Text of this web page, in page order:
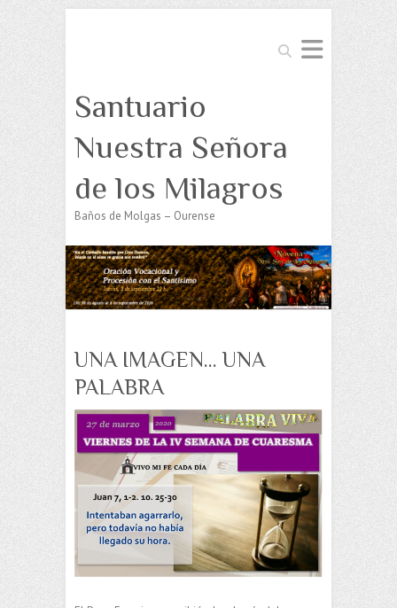
Buscar
Santuario
Nuestra Señora
de los Milagros
Baños de Molgas – Ourense
UNA IMAGEN… UNA
PALABRA